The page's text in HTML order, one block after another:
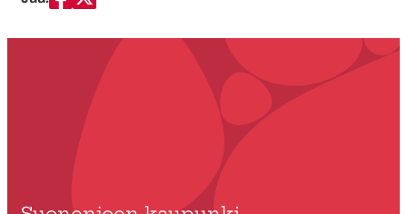
Jaa Facebookissa
Jaa Twitterissä